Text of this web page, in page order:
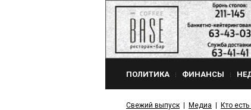
ПОЛИТИКА ФИНАНСЫ
Свежий выпуск Медиа Кто есть